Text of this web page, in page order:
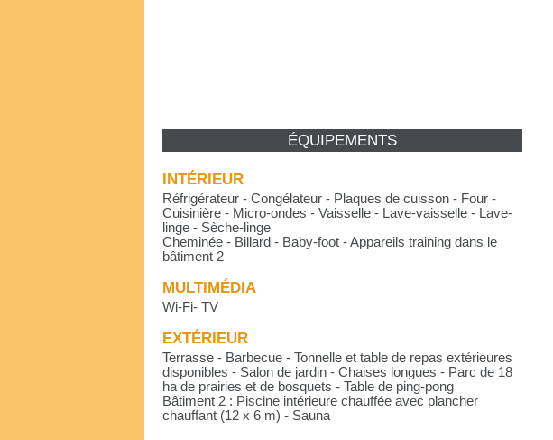
ÉQUIPEMENTS
INTÉRIEUR
Réfrigérateur - Congélateur - Plaques de cuisson - Four -
Cuisinière - Micro-ondes - Vaisselle - Lave-vaisselle - Lave-
linge - Sèche-linge
Cheminée - Billard - Baby-foot - Appareils training dans le
bâtiment 2
MULTIMÉDIA
Wi-Fi- TV
EXTÉRIEUR
Terrasse - Barbecue - Tonnelle et table de repas extérieures
disponibles - Salon de jardin - Chaises longues - Parc de 18
ha de prairies et de bosquets - Table de ping-pong
Bâtiment 2 : Piscine intérieure chauffée avec plancher
chauffant (12 x 6 m) - Sauna